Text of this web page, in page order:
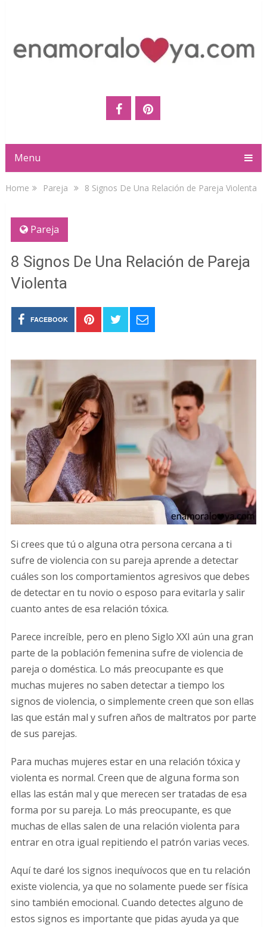
Menu
Home Pareja 8 Signos De Una Relación de Pareja Violenta
Pareja
8 Signos De Una Relación de Pareja
Violenta
FACEBOOK
Si crees que tú o alguna otra persona cercana a ti
sufre de violencia con su pareja aprende a detectar
cuáles son los comportamientos agresivos que debes
de detectar en tu novio o esposo para evitarla y salir
cuanto antes de esa relación tóxica.
Parece increíble, pero en pleno Siglo XXI aún una gran
parte de la población femenina sufre de violencia de
pareja o doméstica. Lo más preocupante es que
muchas mujeres no saben detectar a tiempo los
signos de violencia, o simplemente creen que son ellas
las que están mal y sufren años de maltratos por parte
de sus parejas.
Para muchas mujeres estar en una relación tóxica y
violenta es normal. Creen que de alguna forma son
ellas las están mal y que merecen ser tratadas de esa
forma por su pareja. Lo más preocupante, es que
muchas de ellas salen de una relación violenta para
entrar en otra igual repitiendo el patrón varias veces.
Aquí te daré los signos inequívocos que en tu relación
existe violencia, ya que no solamente puede ser física
sino también emocional. Cuando detectes alguno de
estos signos es importante que pidas ayuda ya que